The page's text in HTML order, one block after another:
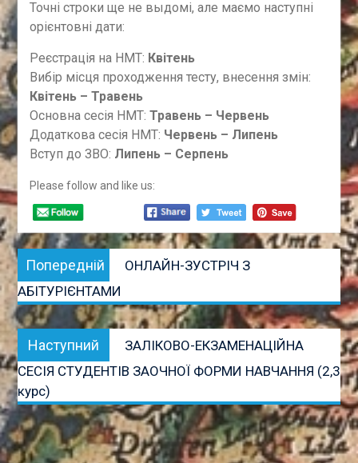
Точні строки ще не выдомі, але маємо наступні
орієнтовні дати:
Реєстрація на НМТ: Квітень
Вибір місця проходження тесту, внесення змін:
Квітень – Травень
Основна сесія НМТ: Травень – Червень
Додаткова сесія НМТ: Червень – Липень
Вступ до ЗВО: Липень – Серпень
Please follow and like us:
Навігація
записів
Попередній
Попередній
запис:
ОНЛАЙН-ЗУСТРІЧ З
АБІТУРІЄНТАМИ
Наступний
Наступний
запис:
ЗАЛІКОВО-ЕКЗАМЕНАЦІЙНА
СЕСІЯ СТУДЕНТІВ ЗАОЧНОЇ ФОРМИ НАВЧАННЯ (2,3
курс)